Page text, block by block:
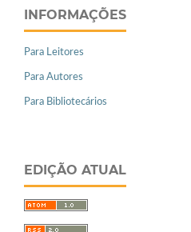
INFORMAÇÕES
Para Leitores
Para Autores
Para Bibliotecários
EDIÇÃO ATUAL